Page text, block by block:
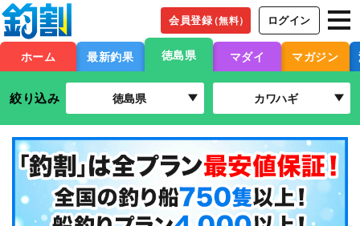
会員登録（無料） ログイン
ホーム 最新釣果 徳島県 マダイ マガジン
絞り込み 徳島県 カワハギ